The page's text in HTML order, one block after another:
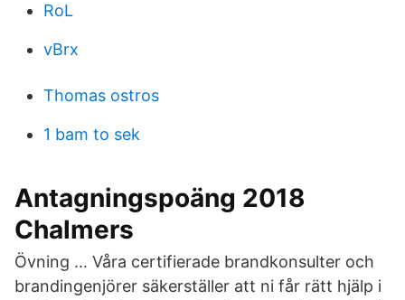
RoL
vBrx
Thomas ostros
1 bam to sek
Antagningspoäng 2018
Chalmers
Övning … Våra certifierade brandkonsulter och
brandingenjörer säkerställer att ni får rätt hjälp i